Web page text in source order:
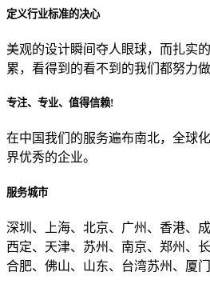
贵公司的团队规模是？
目前主要的营销渠道是？
定义行业标准的决心
美观的设计瞬间夺人眼球，而扎实
累，看得到的看不到的我们都努力做
专注、专业、值得信赖!
在中国我们的服务遍布南北，全球
界优秀的企业。
服务城市
深圳、上海、北京、广州、香港、
西定、天津、苏州、南京、郑州、
合肥、佛山、山东、台湾苏州、厦